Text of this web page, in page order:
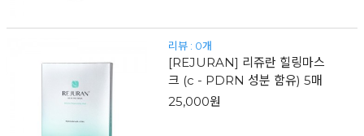
리뷰 : 0개
[REJURAN] 리쥬란 힐링마스
크 (c - PDRN 성분 함유) 5매
25,000원